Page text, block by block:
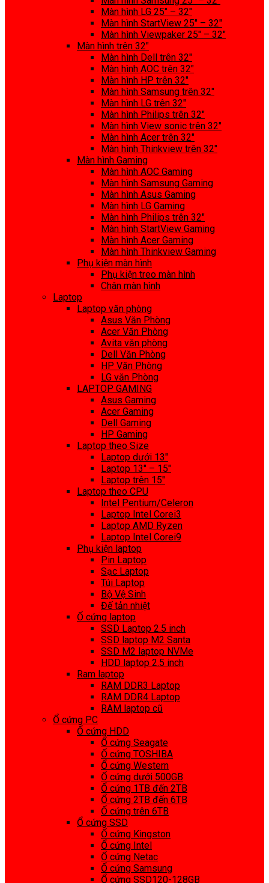
Màn hình LG 25″ – 32″
Màn hình StartView 25″ – 32″
Màn hình Viewpaker 25″ – 32″
Màn hình trên 32″
Màn hình Dell trên 32″
Màn hình AOC trên 32″
Màn hình HP trên 32″
Màn hình Samsung trên 32″
Màn hình LG trên 32″
Màn hình Philips trên 32″
Màn hình View sonic trên 32″
Màn hình Acer trên 32″
Màn hình Thinkview trên 32″
Màn hình Gaming
Màn hình AOC Gaming
Màn hình Samsung Gaming
Màn hình Asus Gaming
Màn hình LG Gaming
Màn hình Philips trên 32″
Màn hình StartView Gaming
Màn hình Acer Gaming
Màn hình Thinkview Gaming
Phụ kiện màn hình
Phụ kiện treo màn hình
Chân màn hình
Laptop
Laptop văn phòng
Asus Văn Phòng
Acer Văn Phòng
Avita văn phòng
Dell Văn Phòng
HP Văn Phòng
LG văn Phòng
LAPTOP GAMING
Asus Gaming
Acer Gaming
Dell Gaming
HP Gaming
Laptop theo Size
Laptop dưới 13″
Laptop 13″ – 15″
Laptop trên 15″
Laptop theo CPU
Intel Pentium/Celeron
Laptop Intel Corei3
Laptop AMD Ryzen
Laptop Intel Corei9
Phụ kiện laptop
Pin Laptop
Sạc Laptop
Túi Laptop
Bộ Vệ Sinh
Đế tản nhiệt
Ổ cứng laptop
SSD Laptop 2.5 inch
SSD laptop M2 Santa
SSD M2 laptop NVMe
HDD laptop 2.5 inch
Ram laptop
RAM DDR3 Laptop
RAM DDR4 Laptop
RAM laptop cũ
Ổ cứng PC
Ổ cứng HDD
Ổ cứng Seagate
Ổ cứng TOSHIBA
Ổ cứng Western
Ổ cứng dưới 500GB
Ổ cứng 1TB đến 2TB
Ổ cứng 2TB đến 6TB
Ổ cứng trên 6TB
Ổ cứng SSD
Ổ cứng Kingston
Ổ cứng Intel
Ổ cứng Netac
Ổ cứng Samsung
Ổ cứng SSD120-128GB